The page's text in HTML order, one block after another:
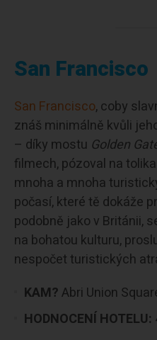
San Francisco
San Francisco, coby
znáš minimálně kvůli
– díky mostu Golden
filmech, pózoval na
mnoha a mnoha
počasí, které tě dokáže
podobně jako v Británii,
na bohatou kulturu,
nespočet turistických
KAM?Abri Union
HODNOCENÍ HOTELU: